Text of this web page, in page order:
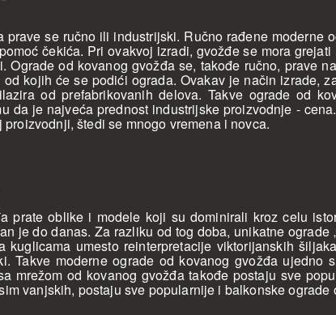
se ručno ili industrijski. Ručno rađene
čekića. Pri ovakvoj izradi, gvožđe se mora
Ograde od kovanog gvožđa se, takođe ručno, prave
kojih će se podići ograda. Ovakav je način izrade,
od prefabrikovanih delova. Takve ograde od
da je najveća prednost industrijske proizvodnje -
štedi se mnogo vremena i novca.
prate oblike i modele koji su dominirali kroz celu
je do danas. Za razliku od tog doba, unikatne
kuglicama umesto reinterpretacije viktorijanskih
Takve moderne ograde od kovanog gvožđa
mrežom od kovanog gvožđa takođe postaju sve
vanjskih, postaju sve popularnije i balkonske ograde